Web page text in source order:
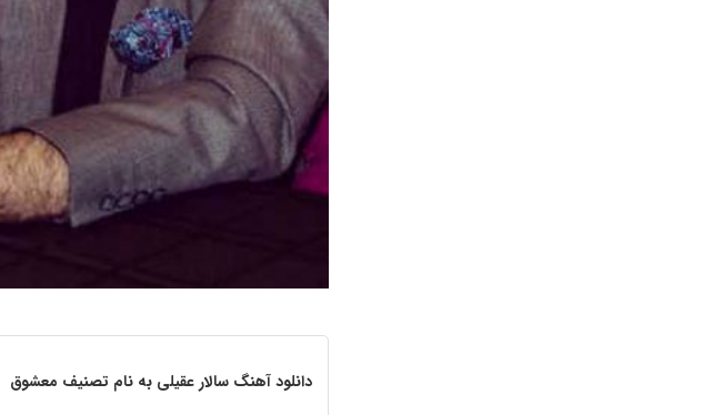
دانلود آهنگ سالار عقیلی به نام تصنیف معشوق